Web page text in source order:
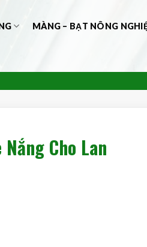
MÀNG – BẠT NÔNG
Cho Lan